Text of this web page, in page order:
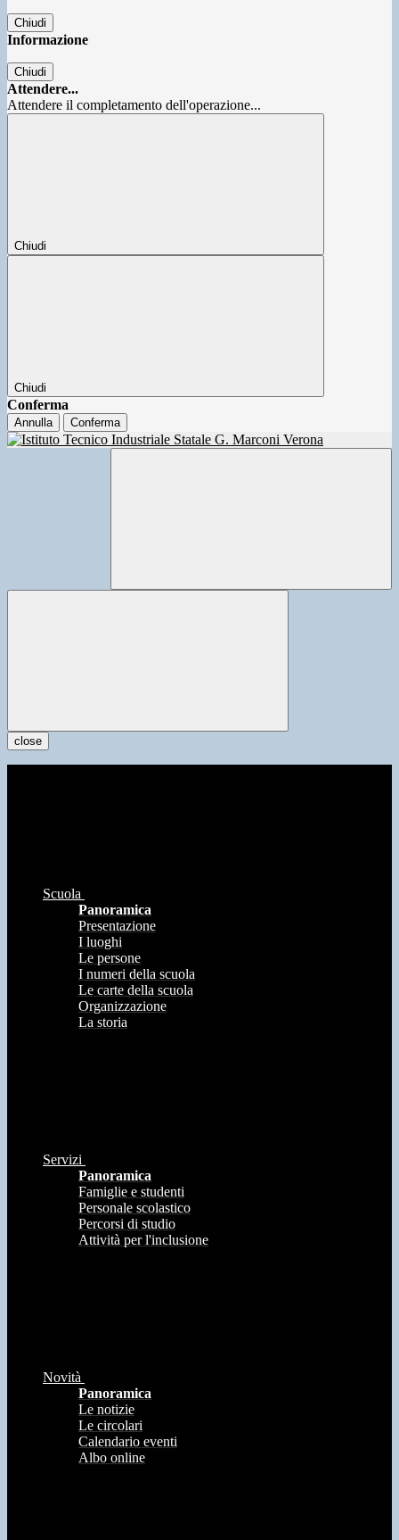
Chiudi
Informazione
Chiudi
Attendere...
Attendere il completamento dell'operazione...
Chiudi
Chiudi
Conferma
Annulla Conferma
close
Scuola
Panoramica
Presentazione
I luoghi
Le persone
I numeri della scuola
Le carte della scuola
Organizzazione
La storia
Servizi
Panoramica
Famiglie e studenti
Personale scolastico
Percorsi di studio
Attività per l'inclusione
Novità
Panoramica
Le notizie
Le circolari
Calendario eventi
Albo online